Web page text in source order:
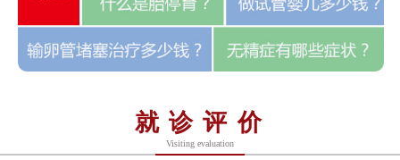
就诊评价
Visiting evaluation